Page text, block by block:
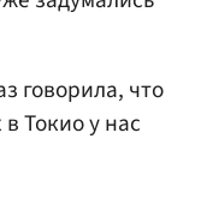
говорила, что
Токио у нас